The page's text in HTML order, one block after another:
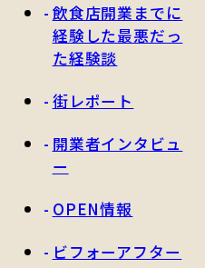
飲食店開業までに
経験した最悪だっ
た経験談
街レポート
開業者インタビュ
ー
OPEN情報
ビフォーアフター